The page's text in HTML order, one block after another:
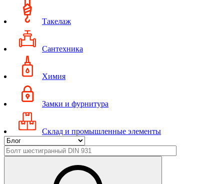
Такелаж
Сантехника
Химия
Замки и фурнитура
Склад и промышленные элементы